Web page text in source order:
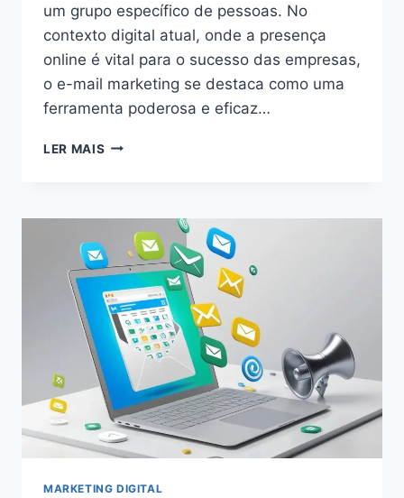
um grupo específico de pessoas. No
contexto digital atual, onde a presença
online é vital para o sucesso das empresas,
o e-mail marketing se destaca como uma
ferramenta poderosa e eficaz…
LER MAIS COMO
MAIL
MARKETING:
GUIA
COMPLETO
MARKETING DIGITAL